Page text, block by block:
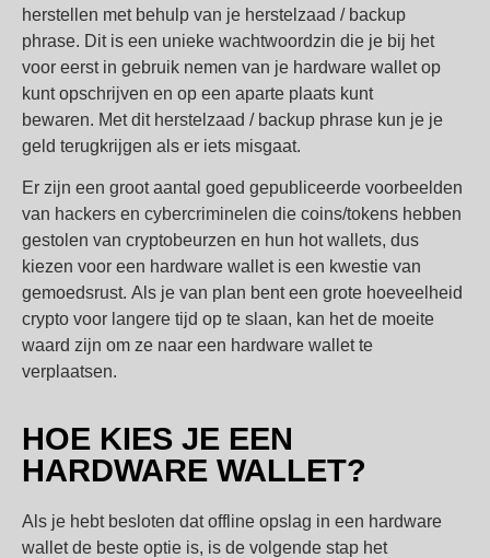
herstellen met behulp van je herstelzaad / backup
phrase. Dit is een unieke wachtwoordzin die je bij het
voor eerst in gebruik nemen van je hardware wallet op
kunt opschrijven en op een aparte plaats kunt
bewaren. Met dit herstelzaad / backup phrase kun je je
geld terugkrijgen als er iets misgaat.
Er zijn een groot aantal goed gepubliceerde voorbeelden
van hackers en cybercriminelen die coins/tokens hebben
gestolen van cryptobeurzen en hun hot wallets, dus
kiezen voor een hardware wallet is een kwestie van
gemoedsrust. Als je van plan bent een grote hoeveelheid
crypto voor langere tijd op te slaan, kan het de moeite
waard zijn om ze naar een hardware wallet te
verplaatsen.
HOE KIES JE EEN
HARDWARE WALLET?
Als je hebt besloten dat offline opslag in een hardware
wallet de beste optie is, is de volgende stap het